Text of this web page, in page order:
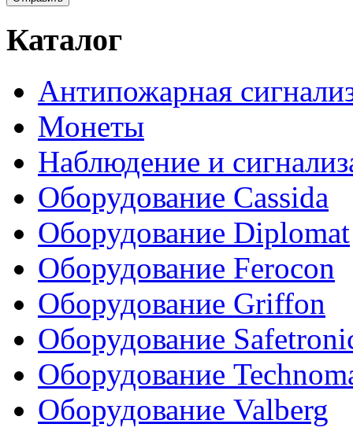
Каталог
Антипожарная
Монеты
Наблюдение и
Оборудование Cassida
Оборудование Diplomat
Оборудование Ferocon
Оборудование Griffon
Оборудование
Оборудование
Оборудование Valberg